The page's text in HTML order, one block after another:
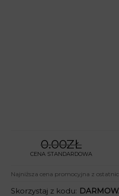
0.00ZŁ
CENA STANDARDOWA
Najniższa cena promocyjna z
Skorzystaj z kodu: